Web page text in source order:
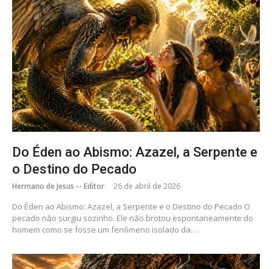
Do Éden ao Abismo: Azazel, a Serpente e
o Destino do Pecado
Hermano de Jesus -- Editor 26 de abril de 2026
Do Éden ao Abismo: Azazel, a Serpente e o Destino do Pecado O
pecado não surgiu sozinho. Ele não brotou espontaneamente do
homem como se fosse um fenômeno isolado da…